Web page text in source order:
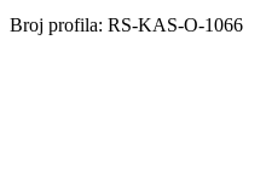
Broj profila: RS-KAS-O-1066